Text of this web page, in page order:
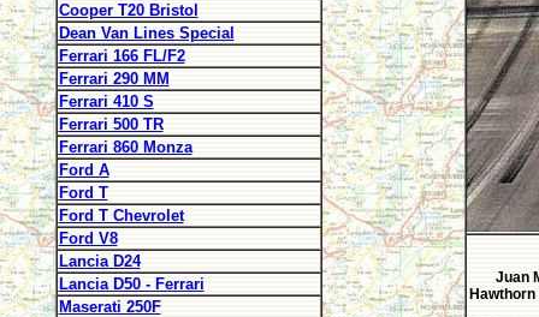
Cooper T20 Bristol
Dean Van Lines Special
Ferrari 166 FL/F2
Ferrari 290 MM
Ferrari 410 S
Ferrari 500 TR
Ferrari 860 Monza
Ford A
Ford T
Ford T Chevrolet
Ford V8
Lancia D24
Lancia D50 - Ferrari
Maserati 250F
Juan